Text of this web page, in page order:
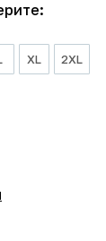
XL 2XL